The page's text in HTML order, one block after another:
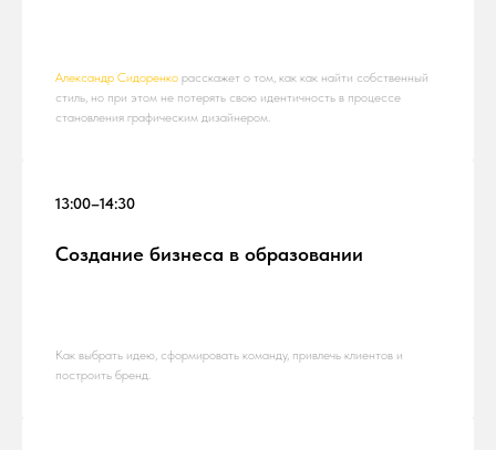
Александр Сидоренко расскажет о том, как как найти собственный
стиль, но при этом не потерять свою идентичность в процессе
становления графическим дизайнером.
13:00–14:30
Создание бизнеса в образовании
Как выбрать идею, сформировать команду, привлечь клиентов и
построить бренд.